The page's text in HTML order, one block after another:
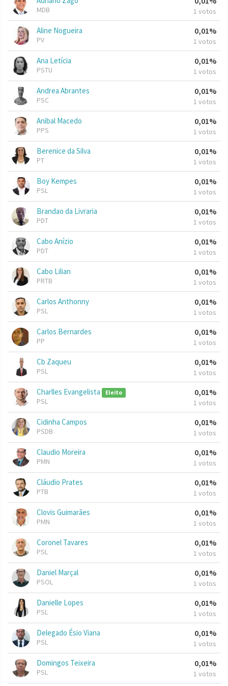
MDB 1 votos
Aline Nogueira
PV
0,01%
1 votos
Ana Letícia
PSTU
0,01%
1 votos
Andrea Abrantes
PSC
0,01%
1 votos
Anibal Macedo
PPS
0,01%
1 votos
Berenice da Silva
PT
0,01%
1 votos
Boy Kempes
PSL
0,01%
1 votos
Brandao da Livraria
PDT
0,01%
1 votos
Cabo Anízio
PDT
0,01%
1 votos
Cabo Lilian
PRTB
0,01%
1 votos
Carlos Anthonny
PSL
0,01%
1 votos
Carlos Bernardes
PP
0,01%
1 votos
Cb Zaqueu
PSL
0,01%
1 votos
Charlles Evangelista Eleito
PSL
0,01%
1 votos
Cidinha Campos
PSDB
0,01%
1 votos
Claudio Moreira
PMN
0,01%
1 votos
Cláudio Prates
PTB
0,01%
1 votos
Clovis Guimarães
PMN
0,01%
1 votos
Coronel Tavares
PSL
0,01%
1 votos
Daniel Marçal
PSOL
0,01%
1 votos
Danielle Lopes
PSL
0,01%
1 votos
Delegado Ésio Viana
PSL
0,01%
1 votos
Domingos Teixeira
PSL
0,01%
1 votos